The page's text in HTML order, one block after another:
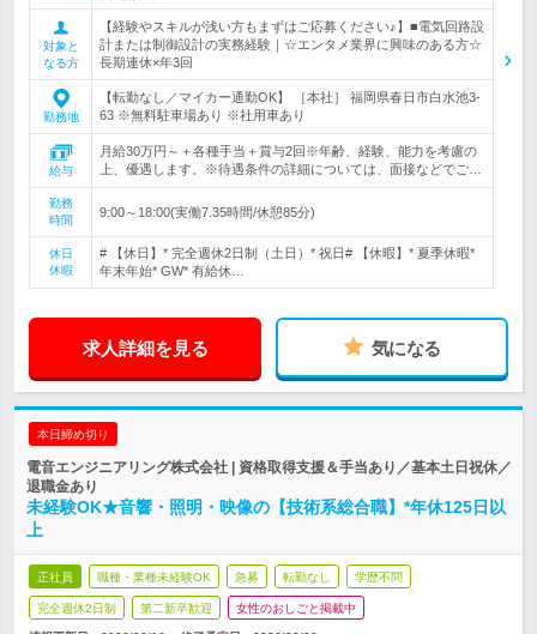
対象と
なる方
【経験やスキルが浅い方もまずはご応募ください♪】■電気回路設
計または制御設計の実務経験｜☆エンタメ業界に興味のある方☆
長期連休×年3回
勤務地
【転勤なし／マイカー通勤OK】 ［本社］ 福岡県春日市白水池3-
63 ※無料駐車場あり ※社用車あり
給与
月給30万円～＋各種手当＋賞与2回※年齢、経験、能力を考慮の
上、優遇します。※待遇条件の詳細については、面接などでご…
勤務
時間
9:00～18:00(実働7.35時間/休憩85分)
休日
休暇
# 【休日】* 完全週休2日制（土日）* 祝日# 【休暇】* 夏季休暇*
年末年始* GW* 有給休…
求人詳細を見る 気になる
本日締め切り
電音エンジニアリング株式会社 | 資格取得支援＆手当あり／基本土日祝休／
退職金あり
未経験OK★音響・照明・映像の【技術系総合職】*年休125日以
上
正社員 職種・業種未経験OK 急募 転勤なし 学歴不問
完全週休2日制 第二新卒歓迎 女性のおしごと掲載中